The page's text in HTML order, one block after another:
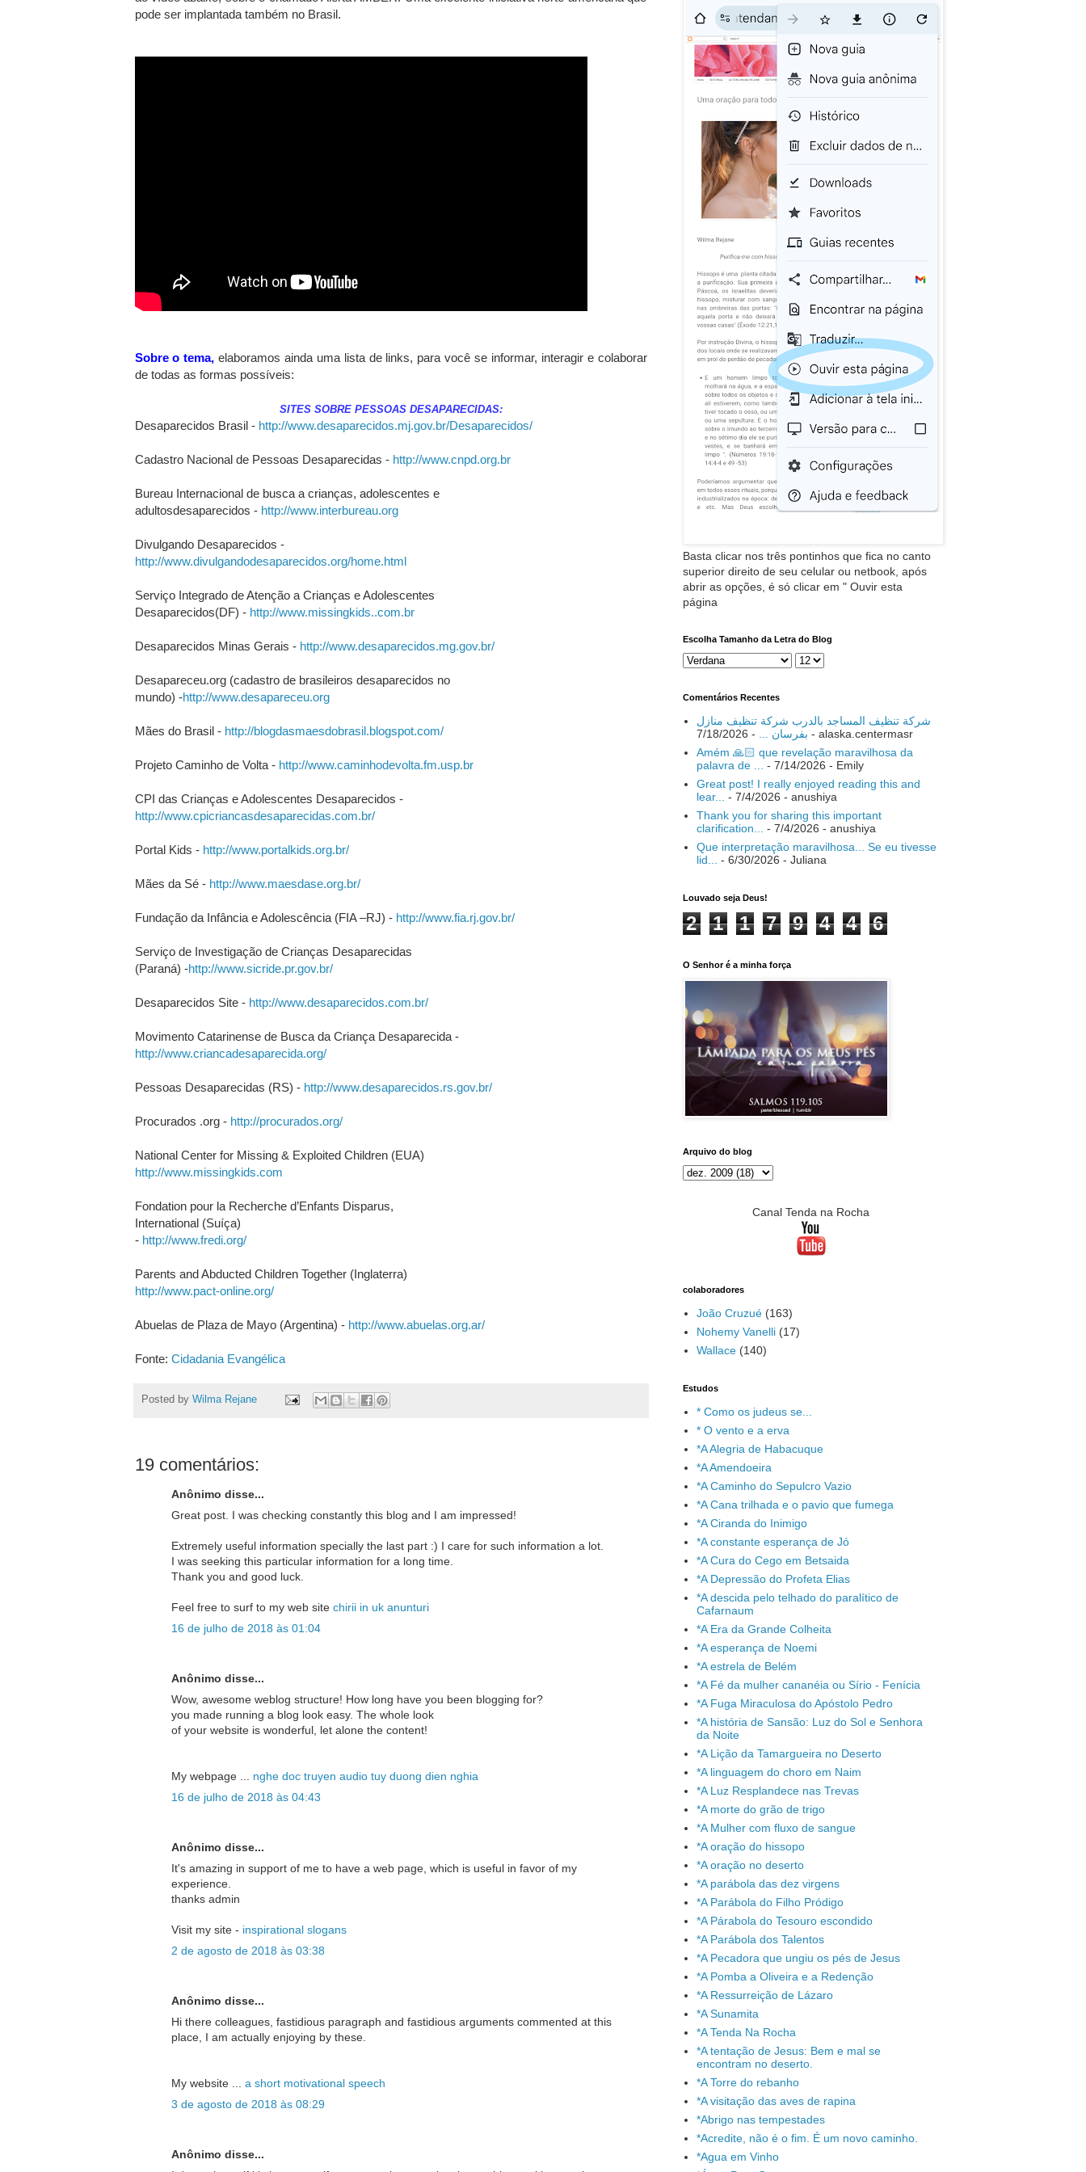
pode ser implantada também no Brasil.
Sobre o tema, elaboramos ainda uma lista de links, para você se informar, interagir e colaborar
de todas as formas possíveis:
SITES SOBRE PESSOAS DESAPARECIDAS:
Desaparecidos Brasil - http://www.desaparecidos.mj.gov.br/Desaparecidos/
Cadastro Nacional de Pessoas Desaparecidas - http://www.cnpd.org.br
Bureau Internacional de busca a crianças, adolescentes e
adultosdesaparecidos - http://www.interbureau.org
Divulgando Desaparecidos -
http://www.divulgandodesaparecidos.org/home.html
Serviço Integrado de Atenção a Crianças e Adolescentes
Desaparecidos(DF) - http://www.missingkids..com.br
Desaparecidos Minas Gerais - http://www.desaparecidos.mg.gov.br/
Desapareceu.org (cadastro de brasileiros desaparecidos no
mundo) -http://www.desapareceu.org
Mães do Brasil - http://blogdasmaesdobrasil.blogspot.com/
Projeto Caminho de Volta - http://www.caminhodevolta.fm.usp.br
CPI das Crianças e Adolescentes Desaparecidos -
http://www.cpicriancasdesaparecidas.com.br/
Portal Kids - http://www.portalkids.org.br/
Mães da Sé - http://www.maesdase.org.br/
Fundação da Infância e Adolescência (FIA –RJ) - http://www.fia.rj.gov.br/
Serviço de Investigação de Crianças Desaparecidas
(Paraná) -http://www.sicride.pr.gov.br/
Desaparecidos Site - http://www.desaparecidos.com.br/
Movimento Catarinense de Busca da Criança Desaparecida -
http://www.criancadesaparecida.org/
Pessoas Desaparecidas (RS) - http://www.desaparecidos.rs.gov.br/
Procurados .org - http://procurados.org/
National Center for Missing & Exploited Children (EUA)
http://www.missingkids.com
Fondation pour la Recherche d’Enfants Disparus,
International (Suíça)
- http://www.fredi.org/
Parents and Abducted Children Together (Inglaterra)
http://www.pact-online.org/
Abuelas de Plaza de Mayo (Argentina) - http://www.abuelas.org.ar/
Fonte: Cidadania Evangélica
Posted by Wilma Rejane
19 comentários:
Anônimo disse...
Great post. I was checking constantly this blog and I am impressed!
Extremely useful information specially the last part :) I care for such information a lot.
I was seeking this particular information for a long time.
Thank you and good luck.
Feel free to surf to my web site chirii in uk anunturi
16 de julho de 2018 às 01:04
Anônimo disse...
Wow, awesome weblog structure! How long have you been blogging for?
you made running a blog look easy. The whole look
of your website is wonderful, let alone the content!
My webpage ... nghe doc truyen audio tuy duong dien nghia
16 de julho de 2018 às 04:43
Anônimo disse...
It's amazing in support of me to have a web page, which is useful in favor of my
experience.
thanks admin
Visit my site - inspirational slogans
2 de agosto de 2018 às 03:38
Anônimo disse...
Hi there colleagues, fastidious paragraph and fastidious arguments commented at this
place, I am actually enjoying by these.
My website ... a short motivational speech
3 de agosto de 2018 às 08:29
Anônimo disse...
Basta clicar nos três pontinhos que fica no canto
superior direito de seu celular ou netbook, após
abrir as opções, é só clicar em " Ouvir esta
página
Escolha Tamanho da Letra do Blog
Comentários Recentes
شركة تنظيف المساجد بالدرب شركة تنظيف منازل
بفرسان ...
- 7/18/2026
- alaska.centermasr
Amém 🙏🏻 que revelação maravilhosa da
palavra de ...
- 7/14/2026 - Emily
Great post! I really enjoyed reading this and
lear...
- 7/4/2026 - anushiya
Thank you for sharing this important
clarification...
- 7/4/2026 - anushiya
Que interpretação maravilhosa... Se eu tivesse
lid...
- 6/30/2026 - Juliana
Louvado seja Deus!
2 1 1 7 9 4 4 6
O Senhor é a minha força
Arquivo do blog
Canal Tenda na Rocha
colaboradores
João Cruzué (163)
Nohemy Vanelli (17)
Wallace (140)
Estudos
* Como os judeus se...
* O vento e a erva
*A Alegria de Habacuque
*A Amendoeira
*A Caminho do Sepulcro Vazio
*A Cana trilhada e o pavio que fumega
*A Ciranda do Inimigo
*A constante esperança de Jó
*A Cura do Cego em Betsaida
*A Depressão do Profeta Elias
*A descida pelo telhado do paralítico de
Cafarnaum
*A Era da Grande Colheita
*A esperança de Noemi
*A estrela de Belém
*A Fé da mulher cananéia ou Sírio - Fenícia
*A Fuga Miraculosa do Apóstolo Pedro
*A história de Sansão: Luz do Sol e Senhora
da Noite
*A Lição da Tamargueira no Deserto
*A linguagem do choro em Naim
*A Luz Resplandece nas Trevas
*A morte do grão de trigo
*A Mulher com fluxo de sangue
*A oração do hissopo
*A oração no deserto
*A parábola das dez virgens
*A Parábola do Filho Pródigo
*A Párabola do Tesouro escondido
*A Parábola dos Talentos
*A Pecadora que ungiu os pés de Jesus
*A Pomba a Oliveira e a Redenção
*A Ressurreição de Lázaro
*A Sunamita
*A Tenda Na Rocha
*A tentação de Jesus: Bem e mal se
encontram no deserto.
*A Torre do rebanho
*A visitação das aves de rapina
*Abrigo nas tempestades
*Acredite, não é o fim. É um novo caminho.
*Agua em Vinho